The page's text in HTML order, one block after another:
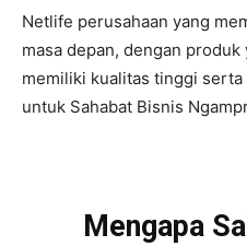
Netlife perusahaan yang
masa depan, dengan
memiliki kualitas tinggi
untuk Sahabat Bisnis
Mengapa